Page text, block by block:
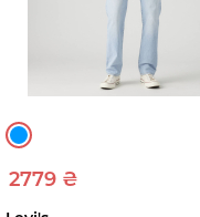
2779 ₴